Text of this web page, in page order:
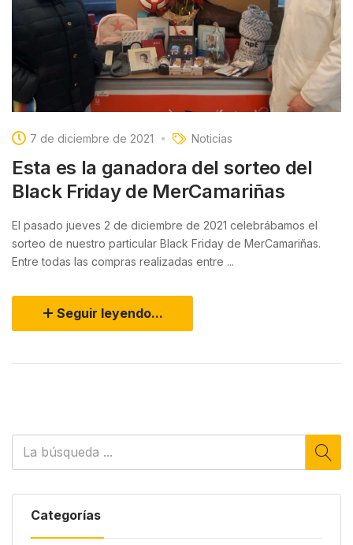
Categorías
7 de diciembre de 2021 Noticias
Esta es la ganadora del sorteo del
Black Friday de MerCamariñas
El pasado jueves 2 de diciembre de 2021 celebrábamos el
sorteo de nuestro particular Black Friday de MerCamariñas.
Entre todas las compras realizadas entre ...
Seguir leyendo...